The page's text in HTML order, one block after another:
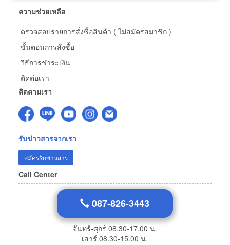
ความช่วยเหลือ
ตรวจสอบรายการสั่งซื้อสินค้า ( ไม่สมัครสมาชิก )
ขั้นตอนการสั่งซื้อ
วิธีการชำระเงิน
ติดต่อเรา
ติดตามเรา
รับข่าวสารจากเรา
สมัครรับข่าวสาร
Call Center
087-826-3443
จันทร์-ศุกร์ 08.30-17.00 น.
เสาร์ 08.30-15.00 น.